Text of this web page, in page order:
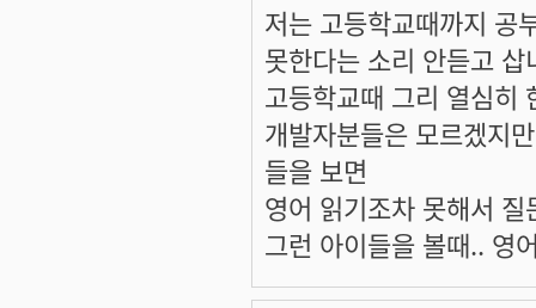
저는 고등학교때까지 공
못한다는 소리 안듣고 삽
고등학교때 그리 열심히
개발자분들은 모르겠지
들을 보면
영어 읽기조차 못해서 질
그런 아이들을 볼때.. 영